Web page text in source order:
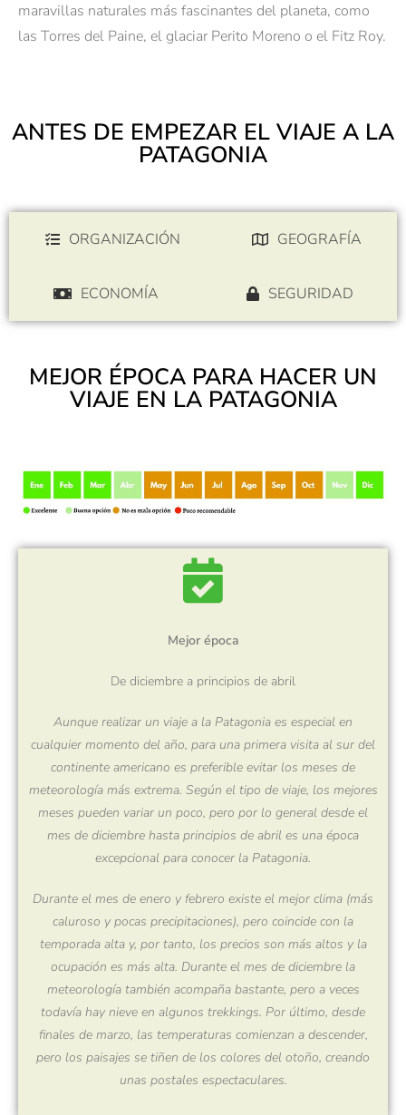
maravillas naturales más fascinantes del planeta, como
las Torres del Paine, el glaciar Perito Moreno o el Fitz Roy.
ANTES DE EMPEZAR EL VIAJE A LA
PATAGONIA
ORGANIZACIÓN GEOGRAFÍA
ECONOMÍA SEGURIDAD
MEJOR ÉPOCA PARA HACER UN
VIAJE EN LA PATAGONIA
Mejor época
De diciembre a principios de abril
Aunque realizar un viaje a la Patagonia es especial en
cualquier momento del año, para una primera visita al sur del
continente americano es preferible evitar los meses de
meteorología más extrema. Según el tipo de viaje, los mejores
meses pueden variar un poco, pero por lo general desde el
mes de diciembre hasta principios de abril es una época
excepcional para conocer la Patagonia.
Durante el mes de enero y febrero existe el mejor clima (más
caluroso y pocas precipitaciones), pero coincide con la
temporada alta y, por tanto, los precios son más altos y la
ocupación es más alta. Durante el mes de diciembre la
meteorología también acompaña bastante, pero a veces
todavía hay nieve en algunos trekkings. Por último, desde
finales de marzo, las temperaturas comienzan a descender,
pero los paisajes se tiñen de los colores del otoño, creando
unas postales espectaculares.